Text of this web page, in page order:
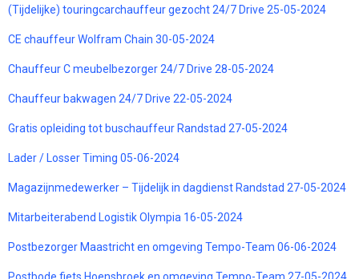
(Tijdelijke) touringcarchauffeur gezocht 24/7 Drive 25-05-2024
CE chauffeur Wolfram Chain 30-05-2024
Chauffeur C meubelbezorger 24/7 Drive 28-05-2024
Chauffeur bakwagen 24/7 Drive 22-05-2024
Gratis opleiding tot buschauffeur Randstad 27-05-2024
Lader / Losser Timing 05-06-2024
Magazijnmedewerker – Tijdelijk in dagdienst Randstad 27-05-2024
Mitarbeiterabend Logistik Olympia 16-05-2024
Postbezorger Maastricht en omgeving Tempo-Team 06-06-2024
Postbode fiets Hoensbroek en omgeving Tempo-Team 27-05-2024